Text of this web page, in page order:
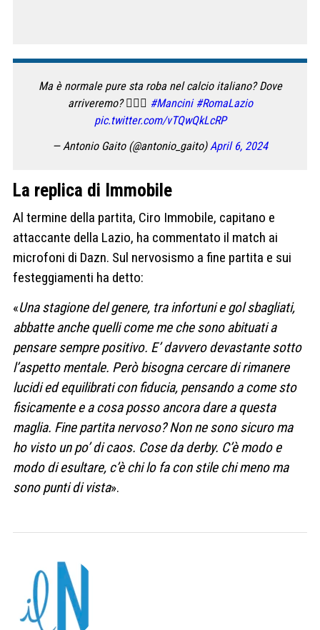
Ma è normale pure sta roba nel calcio italiano? Dove
arriveremo? 🤦🏻‍♂️ #Mancini #RomaLazio
pic.twitter.com/vTQwQkLcRP
— Antonio Gaito (@antonio_gaito) April 6, 2024
La replica di Immobile
Al termine della partita, Ciro Immobile, capitano e
attaccante della Lazio, ha commentato il match ai
microfoni di Dazn. Sul nervosismo a fine partita e sui
festeggiamenti ha detto:
«Una stagione del genere, tra infortuni e gol sbagliati,
abbatte anche quelli come me che sono abituati a
pensare sempre positivo. E’ davvero devastante sotto
l’aspetto mentale. Però bisogna cercare di rimanere
lucidi ed equilibrati con fiducia, pensando a come sto
fisicamente e a cosa posso ancora dare a questa
maglia. Fine partita nervoso? Non ne sono sicuro ma
ho visto un po’ di caos. Cose da derby. C’è modo e
modo di esultare, c’è chi lo fa con stile chi meno ma
sono punti di vista».